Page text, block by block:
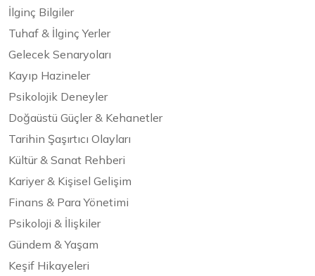
İlginç Bilgiler
Tuhaf & İlginç Yerler
Gelecek Senaryoları
Kayıp Hazineler
Psikolojik Deneyler
Doğaüstü Güçler & Kehanetler
Tarihin Şaşırtıcı Olayları
Kültür & Sanat Rehberi
Kariyer & Kişisel Gelişim
Finans & Para Yönetimi
Psikoloji & İlişkiler
Gündem & Yaşam
Keşif Hikayeleri